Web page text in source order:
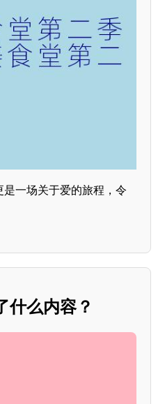
一场关于爱的旅程，令
什么内容？